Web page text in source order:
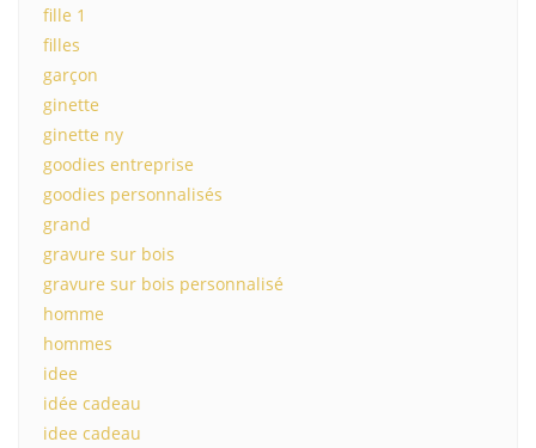
fille 1
filles
garçon
ginette
ginette ny
goodies entreprise
goodies personnalisés
grand
gravure sur bois
gravure sur bois personnalisé
homme
hommes
idee
idée cadeau
idee cadeau